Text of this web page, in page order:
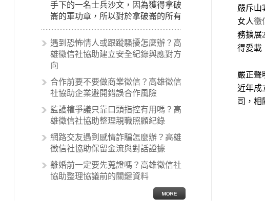
手下的一名士兵沙文，因為獲得拿破
崙的軍功章，所以對於拿破崙的所有
事蹟和政策產生狂熱崇拜，形成偏執
的狀況，所以沙文主義後來就被拿來
暗指偏見和歧視，而且有沙文主義傾
向的人，通常對於自己的國家和民族
國家的人，所以沙文主義也廣泛應用
在種族歧視的說法，甚至還出現了男
性沙文…
遇到恐怖情人或跟蹤騷擾怎麼辦？高
雄徵信社協助建立安全紀錄與應對方
向
合作前要不要做商業徵信？高雄徵信
社協助企業避開錯誤合作風險
監護權爭議只靠口頭指控有用嗎？高
雄徵信社協助整理親職照顧紀錄
網路交友遇到感情詐騙怎麼辦？高雄
徵信社協助保留金流與對話證據
離婚前一定要先蒐證嗎？高雄徵信社
協助整理協議前的關鍵資料
嚴斥山
女人徵
務擴展
得愛載
嚴正聲
近年成
司，相